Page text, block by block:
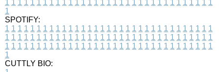
1 1 1 1 1 1 1 1 1 1 1 1 1 1 1 1 1 1 1 1 1 1 1 1 1 1 1 1 1 1 1 1 1
1
SPOTIFY:
1 1 1 1 1 1 1 1 1 1 1 1 1 1 1 1 1 1 1 1 1 1 1 1 1 1 1 1 1 1 1 1 1
1 1 1 1 1 1 1 1 1 1 1 1 1 1 1 1 1 1 1 1 1 1 1 1 1 1 1 1 1 1 1 1 1
1 1 1 1 1 1 1 1 1 1 1 1 1 1 1 1 1 1 1 1 1 1 1 1 1 1 1 1 1 1 1 1 1
1
CUTTLY BIO: